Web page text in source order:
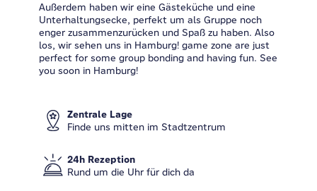
Außerdem haben wir eine Gästeküche und eine
Unterhaltungsecke, perfekt um als Gruppe noch
enger zusammenzurücken und Spaß zu haben. Also
los, wir sehen uns in Hamburg! game zone are just
perfect for some group bonding and having fun. See
you soon in Hamburg!
Zentrale Lage
Finde uns mitten im Stadtzentrum
24h Rezeption
Rund um die Uhr für dich da